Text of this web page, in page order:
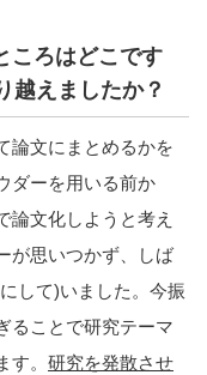
ころはどこです
越えましたか？
論文にまとめるかを
ダーを用いる前か
論文化しようと考え
が思いつかず、しば
して)いました。今振
ることで研究テーマ
。 研究を発散させ